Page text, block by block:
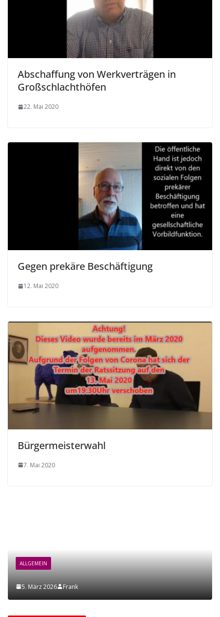
Abschaffung von Werkverträgen in
Großschlachthöfen
22. Mai 2020
Gegen prekäre Beschäftigung
12. Mai 2020
Bürgermeisterwahl
7. Mai 2020
Mach mit, Sögel!